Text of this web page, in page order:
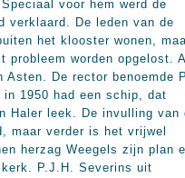
voor hem werd de
verklaard. De leden van de
het klooster wonen,
probleem worden opgelost.
De rector benoemde
1950 had een schip, dat
Haler leek. De invulling van
maar verder is het vrijwel
herzag Weegels zijn plan
P.J.H. Severins uit